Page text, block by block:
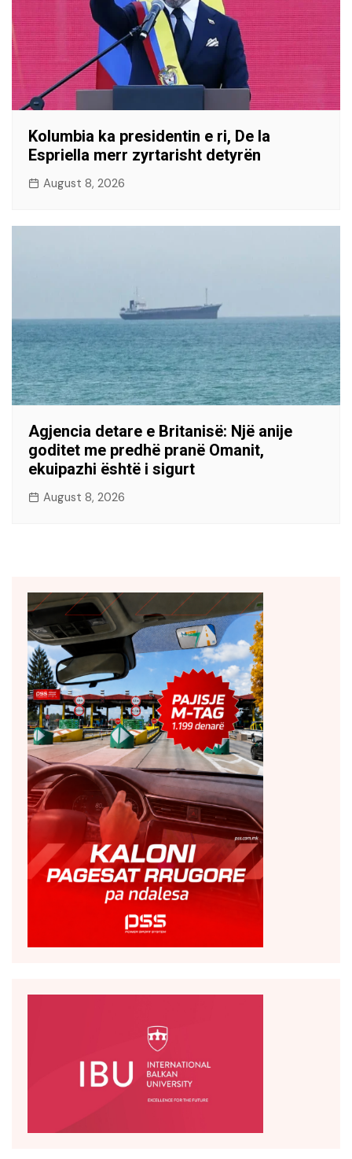
Kolumbia ka presidentin e ri, De la
Espriella merr zyrtarisht detyrën
August 8, 2026
Agjencia detare e Britanisë: Një anije
goditet me predhë pranë Omanit,
ekuipazhi është i sigurt
August 8, 2026